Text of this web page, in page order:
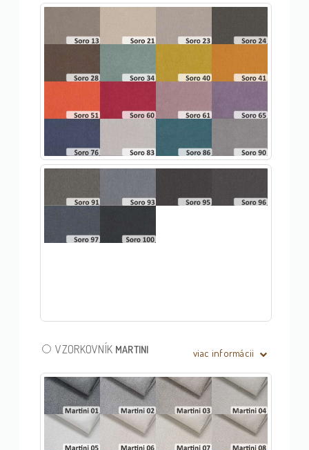
VZORKOVNÍK MARTINI viac informácii